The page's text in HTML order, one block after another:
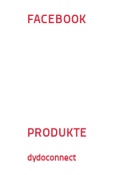
FACEBOOK
PRODUKTE
dydoconnect